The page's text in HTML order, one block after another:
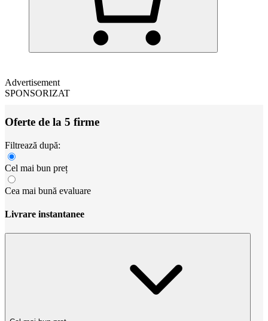
Advertisement
SPONSORIZAT
Oferte de la 5 firme
Filtrează după:
Cel mai bun preț
Cea mai bună evaluare
Livrare instantanee